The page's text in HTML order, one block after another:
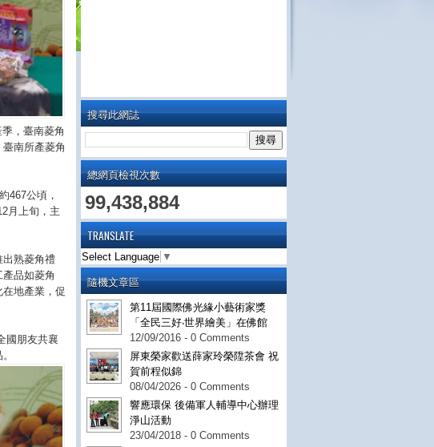
搜尋此網誌
總網頁檢視次數
99,438,884
TRANSLATE
Select Language ▼
隨機文章區
第11屆國際佛光緣小藝術家獎
「全民三好‧世界繪美」在佛館
12/09/2016 - 0 Comments
屏東榮家歡送薛家玲榮陞茶會 祝
賀前程似錦
08/04/2026 - 0 Comments
響應環保 後備軍人輔導中心辦理
淨山活動
23/04/2018 - 0 Comments
，臺南菱角
南所產菱角
467公頃，
月上旬，主
熟菱角禮
品如菱角
地產業，促
國朋友共襄